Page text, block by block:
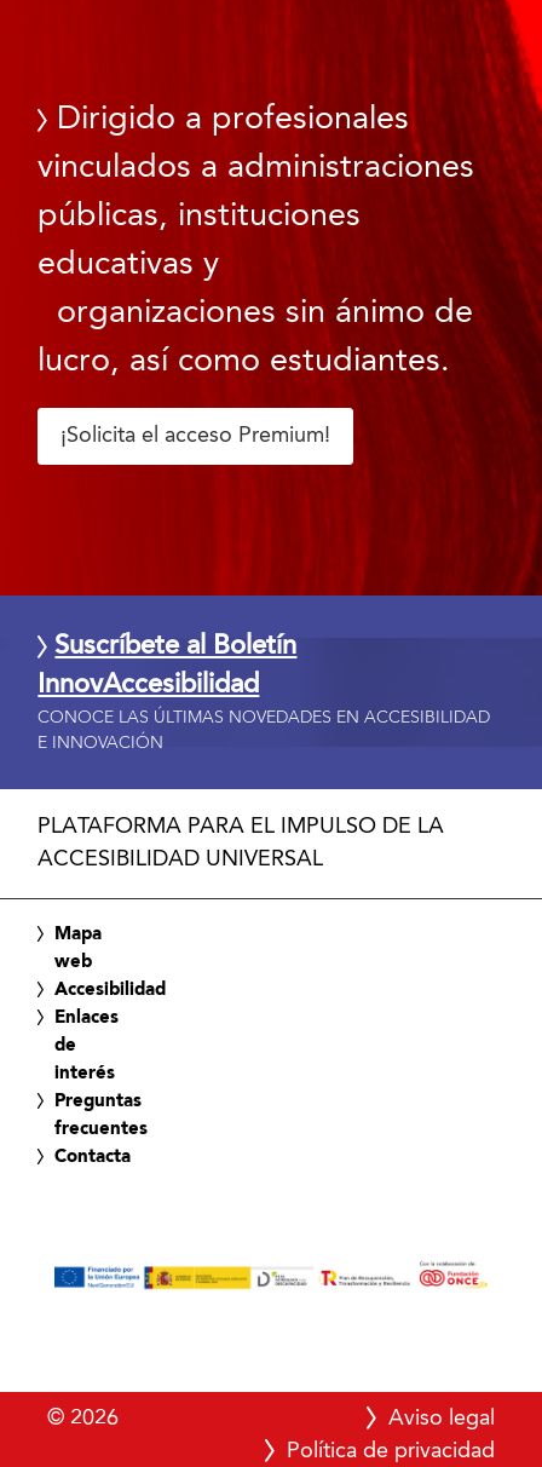
Dirigido a profesionales
vinculados a administraciones
públicas, instituciones
educativas y
organizaciones sin ánimo de
lucro, así como estudiantes.
¡Solicita el acceso Premium!
Suscríbete al Boletín
InnovAccesibilidad
CONOCE LAS ÚLTIMAS NOVEDADES EN ACCESIBILIDAD
E INNOVACIÓN
PLATAFORMA PARA EL IMPULSO DE LA
ACCESIBILIDAD UNIVERSAL
Mapa
web
Accesibilidad
Enlaces
de
interés
Preguntas
frecuentes
Contacta
© 2026
Aviso legal
Política de privacidad